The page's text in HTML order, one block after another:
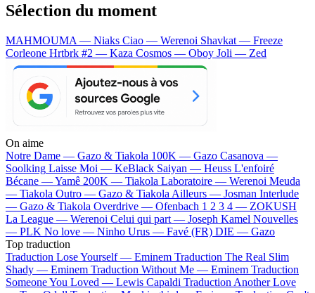
Sélection du moment
MAHMOUMA — Niaks Ciao — Werenoi Shavkat — Freeze
Corleone Hrtbrk #2 — Kaza Cosmos — Oboy Joli — Zed
On aime
Notre Dame — Gazo & Tiakola 100K — Gazo Casanova —
Soolking Laisse Moi — KeBlack Saiyan — Heuss L'enfoiré
Bécane —Yamê 200K — Tiakola Laboratoire — Werenoi Meuda
— Tiakola Outro — Gazo & Tiakola Ailleurs — Josman Interlude
— Gazo & Tiakola Overdrive — Ofenbach 1 2 3 4 — ZOKUSH
La League — Werenoi Celui qui part — Joseph Kamel Nouvelles
— PLK No love — Ninho Urus — Favé (FR) DIE — Gazo
Top traduction
Traduction Lose Yourself — Eminem Traduction The Real Slim
Shady — Eminem Traduction Without Me — Eminem Traduction
Someone You Loved — Lewis Capaldi Traduction Another Love